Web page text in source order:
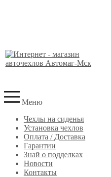
Меню
Чехлы на сиденья
Установка чехлов
Оплата / Доставка
Гарантии
Знай о подделках
Новости
Контакты